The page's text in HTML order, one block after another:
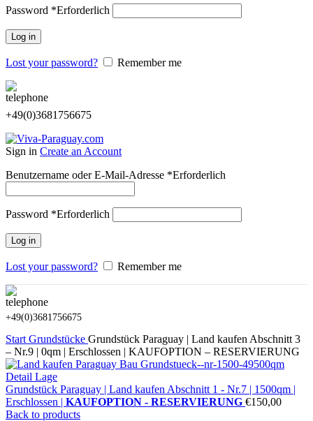
Password *Erforderlich
Log in
Lost your password? Remember me
+49(0)3681756675
Sign in Create an Account
Benutzername oder E-Mail-Adresse *Erforderlich
Password *Erforderlich
Log in
Lost your password? Remember me
+49(0)3681756675
Start Grundstücke Grundstück Paraguay | Land kaufen Abschnitt 3
– Nr.9 | 0qm | Erschlossen | KAUFOPTION – RESERVIERUNG
Grundstück Paraguay | Land kaufen Abschnitt 1 - Nr.7 | 1500qm |
Erschlossen | KAUFOPTION - RESERVIERUNG €150,00
Back to products